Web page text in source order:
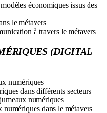
économiques issus des
le métavers
à travers le métavers
(DIGITAL
numériques
dans différents secteurs
numériques
dans le métavers